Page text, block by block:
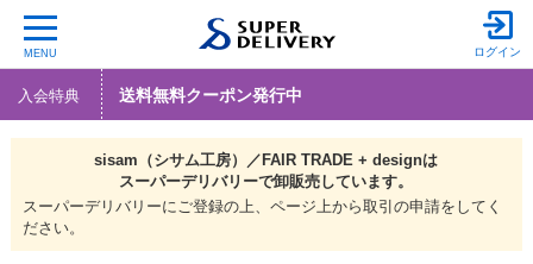
MENU ログイン
入会特典 送料無料クーポン発行中
sisam（シサム工房）／FAIR TRADE + designは
スーパーデリバリーで卸販売しています。
スーパーデリバリーにご登録の上、ページ上から取引の申請をしてく
ださい。